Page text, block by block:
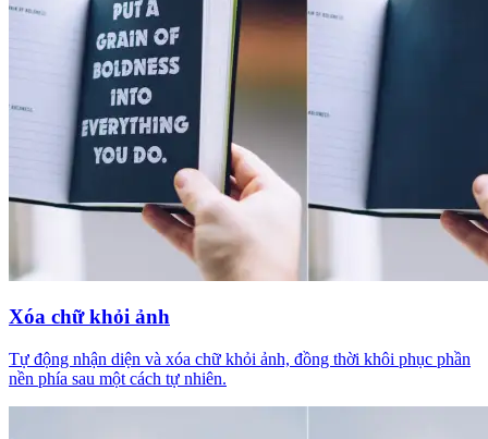
Xóa chữ khỏi ảnh
Tự động nhận diện và xóa chữ khỏi ảnh, đồng thời khôi phục phần
nền phía sau một cách tự nhiên.